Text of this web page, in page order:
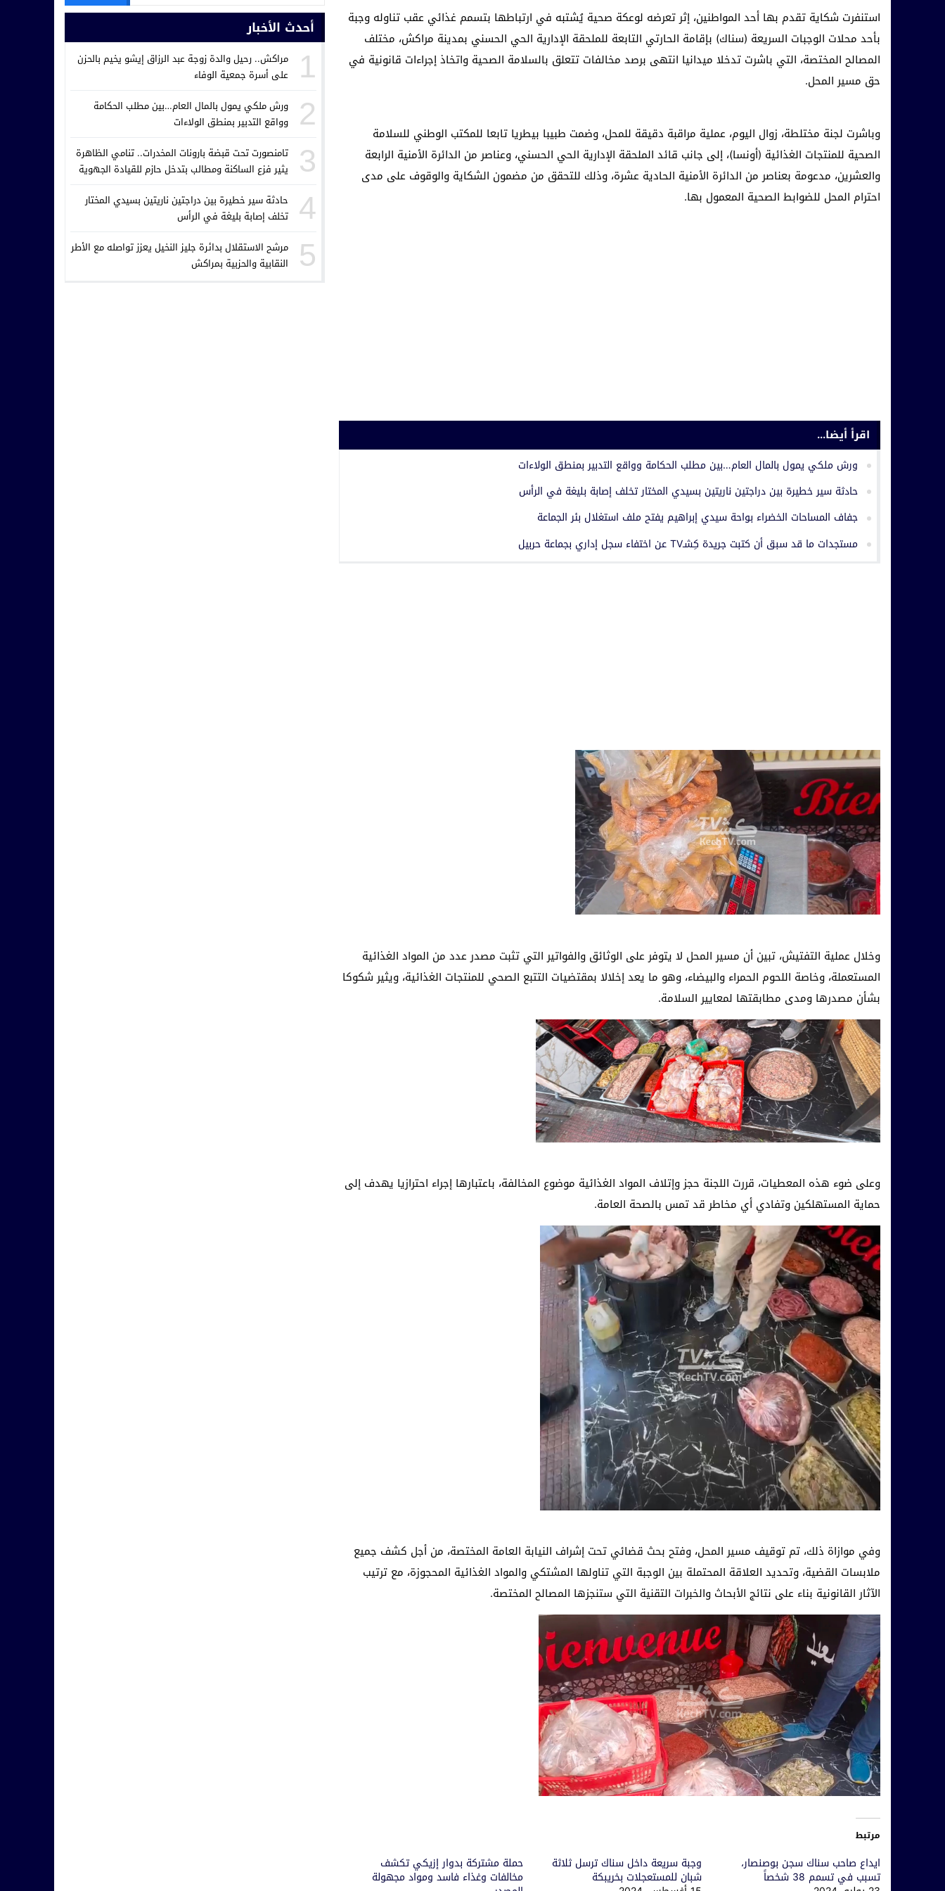
استنفرت شكاية تقدم بها أحد المواطنين، إثر تعرضه لوعكة صحية يُشتبه في ارتباطها بتسمم غذائي عقب تناوله وجبة
بأحد محلات الوجبات السريعة (سناك) بإقامة الحارتي التابعة للملحقة الإدارية الحي الحسني بمدينة مراكش، مختلف
المصالح المختصة، التي باشرت تدخلا ميدانيا انتهى برصد مخالفات تتعلق بالسلامة الصحية واتخاذ إجراءات قانونية في
حق مسير المحل.
وباشرت لجنة مختلطة، زوال اليوم، عملية مراقبة دقيقة للمحل، وضمت طبيبا بيطريا تابعا للمكتب الوطني للسلامة
الصحية للمنتجات الغذائية (أونسا)، إلى جانب قائد الملحقة الإدارية الحي الحسني، وعناصر من الدائرة الأمنية الرابعة
والعشرين، مدعومة بعناصر من الدائرة الأمنية الحادية عشرة، وذلك للتحقق من مضمون الشكاية والوقوف على مدى
احترام المحل للضوابط الصحية المعمول بها.
اقرأ أيضا...
ورش ملكي يمول بالمال العام…بين مطلب الحكامة وواقع التدبير بمنطق الولاءات
حادثة سير خطيرة بين دراجتين ناريتين بسيدي المختار تخلف إصابة بليغة في الرأس
جفاف المساحات الخضراء بواحة سيدي إبراهيم يفتح ملف استغلال بئر الجماعة
مستجدات ما قد سبق أن كتبت جريدة كِشـTV عن اختفاء سجل إداري بجماعة حربيل
وخلال عملية التفتيش، تبين أن مسير المحل لا يتوفر على الوثائق والفواتير التي تثبت مصدر عدد من المواد الغذائية
المستعملة، وخاصة اللحوم الحمراء والبيضاء، وهو ما يعد إخلالا بمقتضيات التتبع الصحي للمنتجات الغذائية، ويثير شكوكا
بشأن مصدرها ومدى مطابقتها لمعايير السلامة.
وعلى ضوء هذه المعطيات، قررت اللجنة حجز وإتلاف المواد الغذائية موضوع المخالفة، باعتبارها إجراء احترازيا يهدف إلى
حماية المستهلكين وتفادي أي مخاطر قد تمس بالصحة العامة.
وفي موازاة ذلك، تم توقيف مسير المحل، وفتح بحث قضائي تحت إشراف النيابة العامة المختصة، من أجل كشف جميع
ملابسات القضية، وتحديد العلاقة المحتملة بين الوجبة التي تناولها المشتكي والمواد الغذائية المحجوزة، مع ترتيب
الآثار القانونية بناء على نتائج الأبحاث والخبرات التقنية التي ستنجزها المصالح المختصة.
مرتبط
ايداع صاحب سناك سجن بوصنصار،
تسبب في تسمم 38 شخصاً
وجبة سريعة داخل سناك ترسل ثلاثة
شبان للمستعجلات بخريبكة
حملة مشتركة بدوار إزيكي تكشف
مخالفات وغذاء فاسد ومواد مجهولة
أحدث الأخبار
1
مراكش.. رحيل والدة زوجة عبد الرزاق إيشو يخيم بالحزن
على أسرة جمعية الوفاء
2
ورش ملكي يمول بالمال العام…بين مطلب الحكامة
وواقع التدبير بمنطق الولاءات
3
تامنصورت تحت قبضة بارونات المخدرات.. تنامي الظاهرة
يثير فزع الساكنة ومطالب بتدخل حازم للقيادة الجهوية
4
حادثة سير خطيرة بين دراجتين ناريتين بسيدي المختار
تخلف إصابة بليغة في الرأس
5
مرشح الاستقلال بدائرة جليز النخيل يعزز تواصله مع الأطر
النقابية والحزبية بمراكش